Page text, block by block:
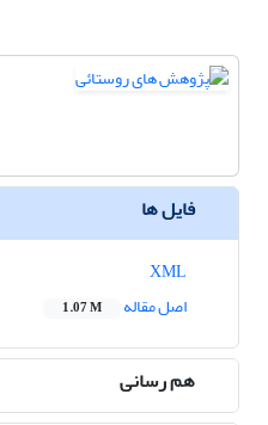
فایل ها
اصل مقاله
1.07 M
هم رسانی